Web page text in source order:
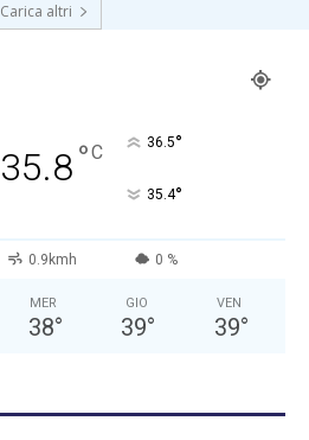
Carica altri
35.8°C 36.5°
35.4°
0.9kmh 0 %
MER
38°
GIO
39°
VEN
39°